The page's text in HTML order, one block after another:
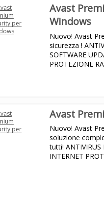
Avast
Windows
Nuovo! Avast
sicurezza !
SOFTWARE
PROTEZIONE
Avast
Nuovo! Avast
soluzione
tutti! ANTIVIRUS
INTERNET